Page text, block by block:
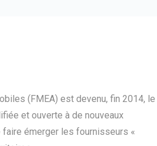
(FMEA) est devenu, fin 2014, le
et ouverte à de nouveaux
émerger les fournisseurs «